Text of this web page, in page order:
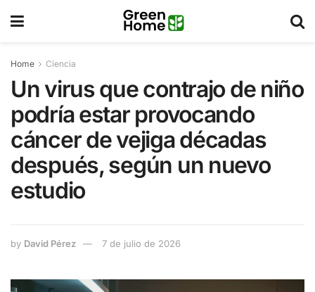
Home Ciencia
Un virus que contrajo de niño
podría estar provocando
cáncer de vejiga décadas
después, según un nuevo
estudio
by David Pérez 7 de julio de 2026